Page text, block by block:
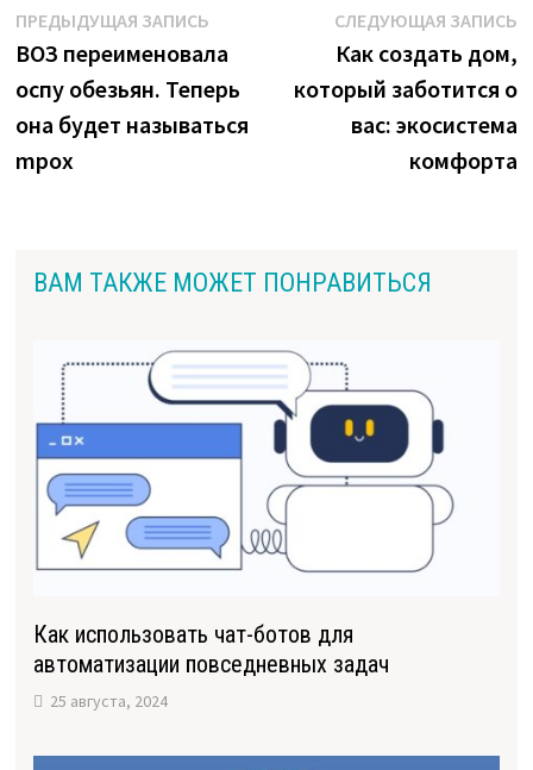
Навигация
по
записям
ПРЕДЫДУЩАЯ ЗАПИСЬПредыдущая
запись:
ВОЗ переименовала
оспу обезьян. Теперь
она будет называться
mpox
СЛЕДУЮЩАЯ ЗАПИСЬ
Как создать дом,
который заботится о
вас: экосистема
комфорта
ВАМ ТАКЖЕ МОЖЕТ ПОНРАВИТЬСЯ
Как использовать чат-ботов для
автоматизации повседневных задач
25 августа, 2024